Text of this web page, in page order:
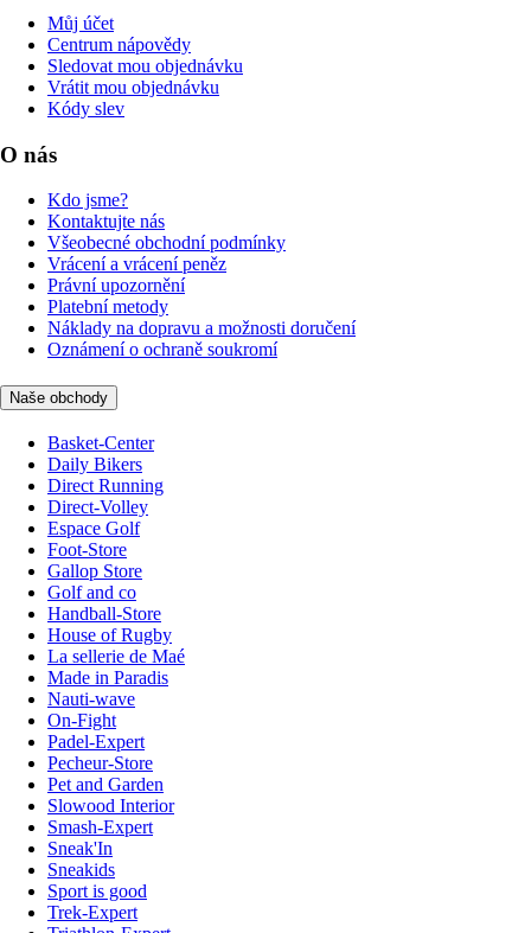
Můj účet
Centrum nápovědy
Sledovat mou objednávku
Vrátit mou objednávku
Kódy slev
O nás
Kdo jsme?
Kontaktujte nás
Všeobecné obchodní podmínky
Vrácení a vrácení peněz
Právní upozornění
Platební metody
Náklady na dopravu a možnosti doručení
Oznámení o ochraně soukromí
Naše obchody
Basket-Center
Daily Bikers
Direct Running
Direct-Volley
Espace Golf
Foot-Store
Gallop Store
Golf and co
Handball-Store
House of Rugby
La sellerie de Maé
Made in Paradis
Nauti-wave
On-Fight
Padel-Expert
Pecheur-Store
Pet and Garden
Slowood Interior
Smash-Expert
Sneak'In
Sneakids
Sport is good
Trek-Expert